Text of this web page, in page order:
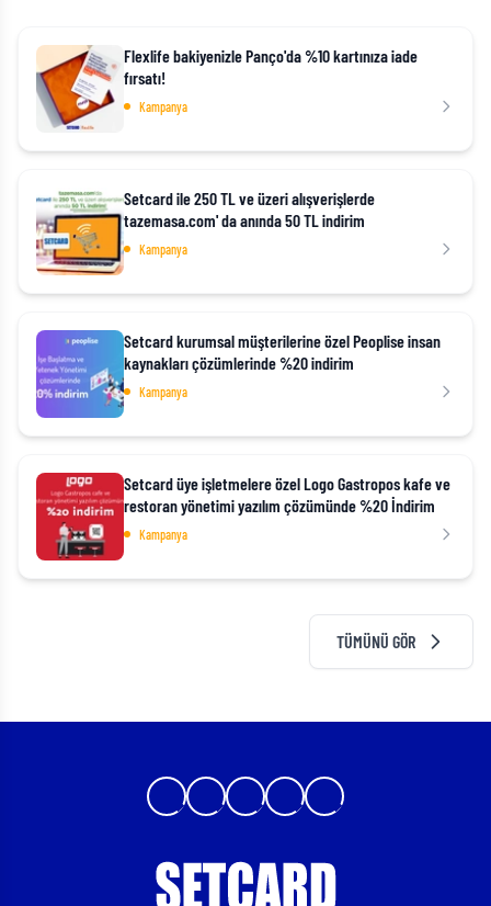
Flexlife bakiyenizle Panço'da %10 kartınıza iade
fırsatı!
Kampanya
Setcard ile 250 TL ve üzeri alışverişlerde
tazemasa.com' da anında 50 TL indirim
Kampanya
Setcard kurumsal müşterilerine özel Peoplise insan
kaynakları çözümlerinde %20 indirim
Kampanya
Setcard üye işletmelere özel Logo Gastropos kafe ve
restoran yönetimi yazılım çözümünde %20 İndirim
Kampanya
TÜMÜNÜ GÖR